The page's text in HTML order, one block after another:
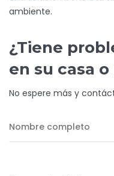
ambiente.
¿Tiene
en su casa
No espere más y